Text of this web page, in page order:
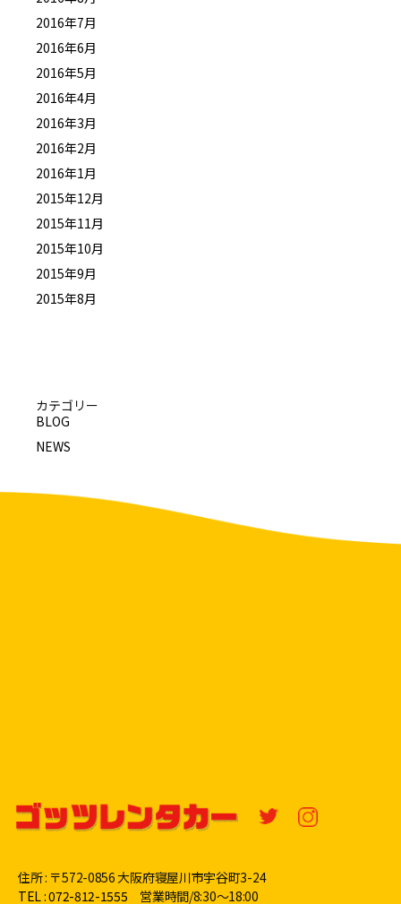
2016年7月
2016年6月
2016年5月
2016年4月
2016年3月
2016年2月
2016年1月
2015年12月
2015年11月
2015年10月
2015年9月
2015年8月
カテゴリー
BLOG
NEWS
住所 : 〒572-0856 大阪府寝屋川市宇谷町3-24
TEL : 072-812-1555 営業時間/8:30〜18:00